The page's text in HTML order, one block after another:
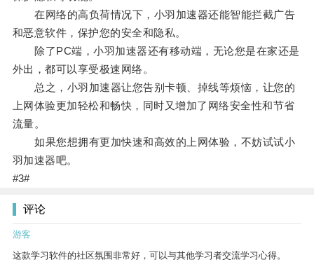
在网络的高负荷情况下，小羽加速器还能智能拦截广告
和恶意软件，保护您的安全和隐私。
除了PC端，小羽加速器还有移动端，无论您是在家还是
外出，都可以享受极速网络。
总之，小羽加速器让您告别卡顿、掉线等烦恼，让您的
上网体验更加轻松和畅快，同时又增加了网络安全性和节省
流量。
如果您想拥有更加快速和高效的上网体验，不妨试试小
羽加速器吧。
#3#
评论
游客
这款学习软件的社区氛围非常好，可以与其他学习者交流学习心得。